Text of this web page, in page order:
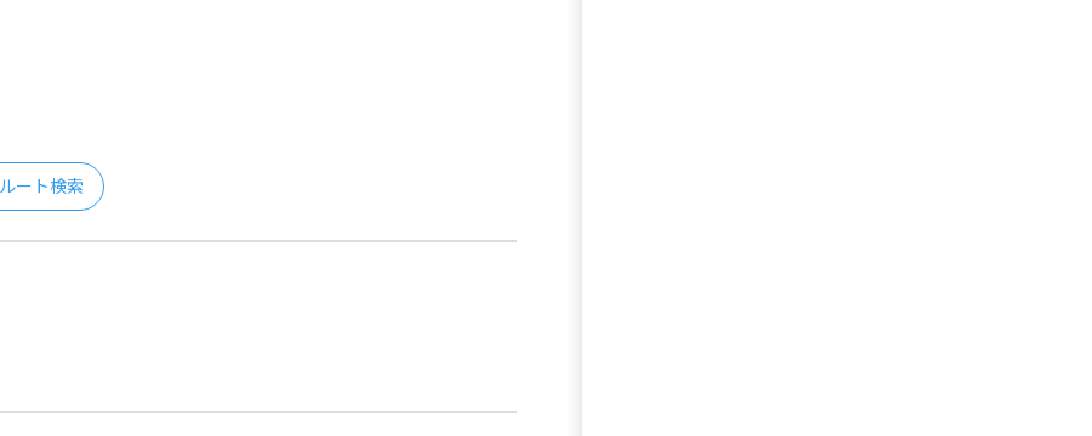
ルート検索